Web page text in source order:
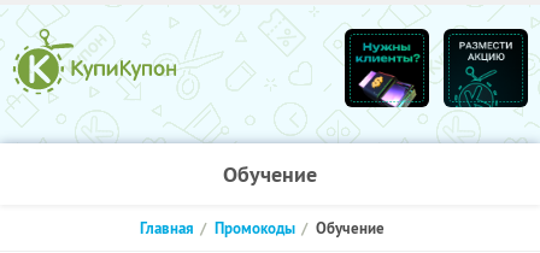
Обучение
Главная Промокоды Обучение